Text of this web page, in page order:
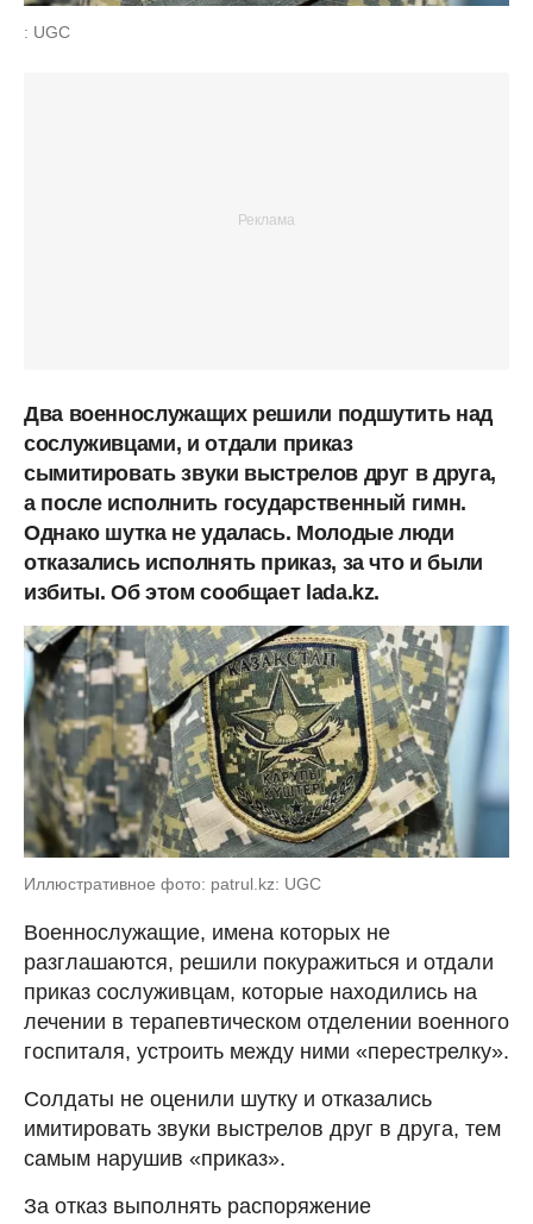
: UGC
Два военнослужащих решили подшутить над
сослуживцами, и отдали приказ
сымитировать звуки выстрелов друг в друга,
а после исполнить государственный гимн.
Однако шутка не удалась. Молодые люди
отказались исполнять приказ, за что и были
избиты. Об этом сообщает lada.kz.
Иллюстративное фото: рatrul.kz: UGC
Военнослужащие, имена которых не
разглашаются, решили покуражиться и отдали
приказ сослуживцам, которые находились на
лечении в терапевтическом отделении военного
госпиталя, устроить между ними «перестрелку».
Солдаты не оценили шутку и отказались
имитировать звуки выстрелов друг в друга, тем
самым нарушив «приказ».
За отказ выполнять распоряжение